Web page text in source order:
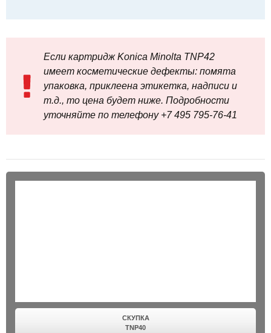
Если картридж Konica Minolta TNP42
имеет косметические дефекты: помята
упаковка, приклеена этикетка, надписи и
т.д., то цена будет ниже. Подробности
уточняйте по телефону +7 495 795‑76-41
СКУПКА
TNP40